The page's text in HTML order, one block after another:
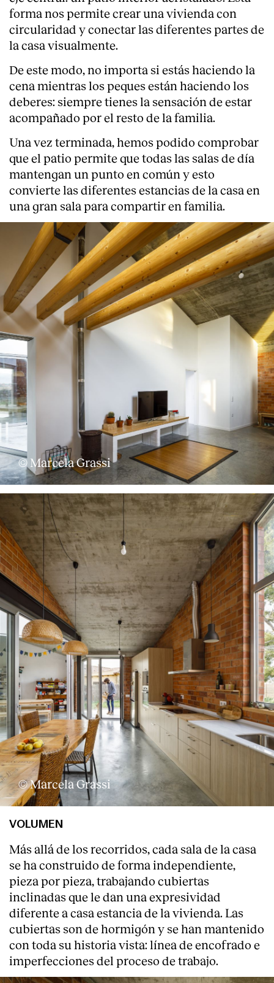
Servicios
forma nos permite crear una vivienda con
circularidad y conectar las diferentes partes de
la casa visualmente.
De este modo, no importa si estás haciendo la
cena mientras los peques están haciendo los
deberes: siempre tienes la sensación de estar
acompañado por el resto de la familia.
Una vez terminada, hemos podido comprobar
que el patio permite que todas las salas de día
mantengan un punto en común y esto
convierte las diferentes estancias de la casa en
una gran sala para compartir en familia.
© Marcela Grassi
© Marcela Grassi
VOLUMEN
Más allá de los recorridos, cada sala de la casa
se ha construido de forma independiente,
pieza por pieza, trabajando cubiertas
inclinadas que le dan una expresividad
diferente a casa estancia de la vivienda. Las
cubiertas son de hormigón y se han mantenido
con toda su historia vista: línea de encofrado e
imperfecciones del proceso de trabajo.